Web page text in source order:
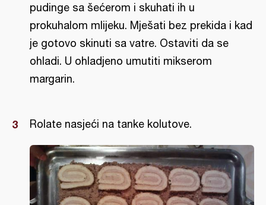
pudinge sa šećerom i skuhati ih u
prokuhalom mlijeku. Mješati bez prekida i kad
je gotovo skinuti sa vatre. Ostaviti da se
ohladi. U ohladjeno umutiti mikserom
margarin.
Rolate nasjeći na tanke kolutove.